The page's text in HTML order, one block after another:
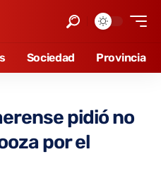
Sociedad Provincia
pidió no
por el